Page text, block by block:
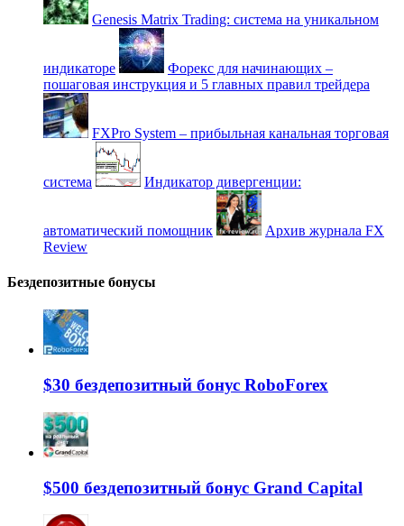
Genesis Matrix Trading: система на уникальном
индикаторе
Форекс для начинающих –
пошаговая инструкция и 5 главных правил трейдера
FXPro System – прибыльная канальная торговая
система Индикатор дивергенции:
автоматический помощник
Архив журнала FX
Review
Бездепозитные бонусы
$30 бездепозитный бонус RoboForex
$500 бездепозитный бонус Grand Capital